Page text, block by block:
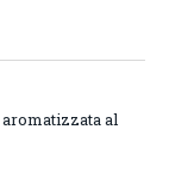
al